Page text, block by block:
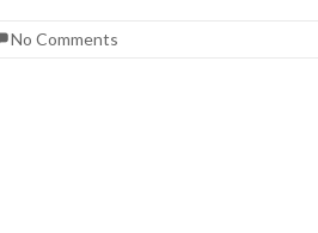
No Comments